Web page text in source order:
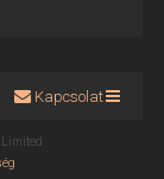
Kapcsolat